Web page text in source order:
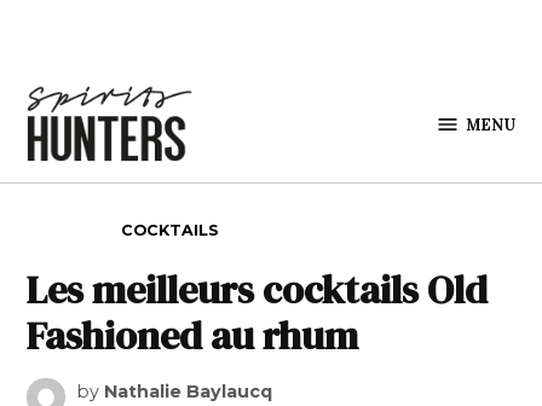
MENU
COCKTAILS
Les meilleurs cocktails Old
Fashioned au rhum
by Nathalie Baylaucq